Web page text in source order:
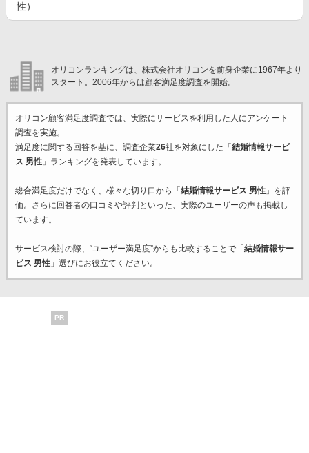
性）
オリコンランキングは、株式会社オリコンを前身企業に1967年より
スタート。2006年からは顧客満足度調査を開始。
オリコン顧客満足度調査では、実際にサービスを利用した 人にアンケート
調査を実施。
満足度に関する回答を基に、調査企業26社を対象にした「 結婚情報サービ
ス 男性」ランキングを発表しています。
総合満足度だけでなく、様々な切り口から「 結婚情報サービス 男性」を評
価。さらに回答者の口コミや評判といった、実際のユーザーの声も掲載し
ています。
サービス検討の際、“ユーザー満足度”からも比較することで「 結婚情報サー
ビス 男性」選びにお役立てください。
PR